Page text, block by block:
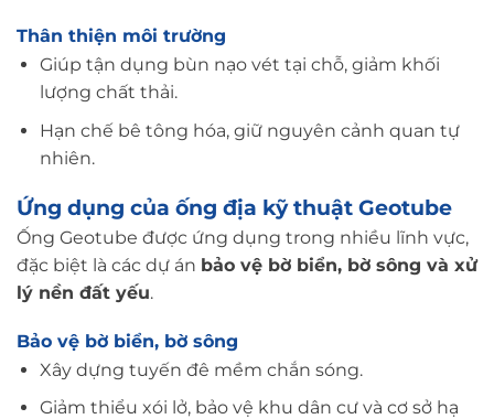
Thân thiện môi trường
Giúp tận dụng bùn nạo vét tại chỗ, giảm khối
lượng chất thải.
Hạn chế bê tông hóa, giữ nguyên cảnh quan tự
nhiên.
Ứng dụng của ống địa kỹ thuật Geotube
Ống Geotube được ứng dụng trong nhiều lĩnh vực,
đặc biệt là các dự án bảo vệ bờ biển, bờ sông và xử
lý nền đất yếu.
Bảo vệ bờ biển, bờ sông
Xây dựng tuyến đê mềm chắn sóng.
Giảm thiểu xói lở, bảo vệ khu dân cư và cơ sở hạ